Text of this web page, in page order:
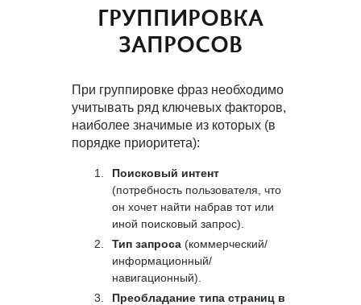
ГРУППИРОВКА
ЗАПРОСОВ
При группировке фраз необходимо
учитывать ряд ключевых факторов,
наиболее значимые из которых (в
порядке приоритета):
Поисковый интент
(потребность пользователя, что
он хочет найти набрав тот или
иной поисковый запрос).
Тип запроса (коммерческий/
информационный/
навигационный).
Преобладание типа страниц в